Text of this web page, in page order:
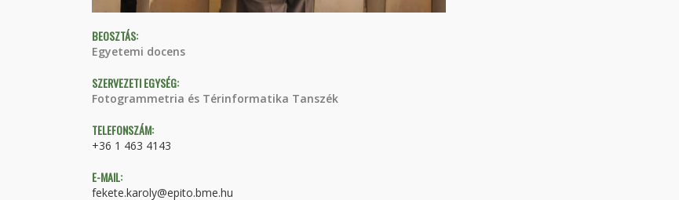
BEOSZTÁS:
Egyetemi docens
SZERVEZETI EGYSÉG:
Fotogrammetria és Térinformatika Tanszék
TELEFONSZÁM:
+36 1 463 4143
E-MAIL:
fekete.karoly@epito.bme.hu